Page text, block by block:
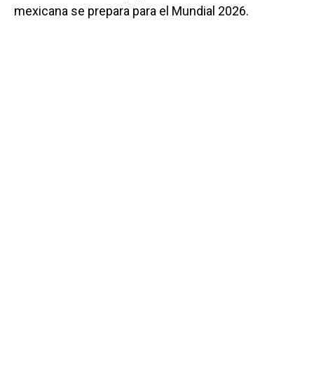
mexicana se prepara para el Mundial 2026.